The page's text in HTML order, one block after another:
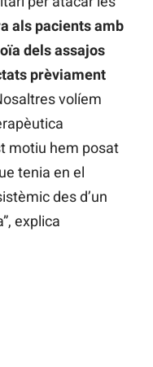
als pacients amb
dels assajos
prèviament
volíem
motiu hem posat
tenia en el
des d’un
explica